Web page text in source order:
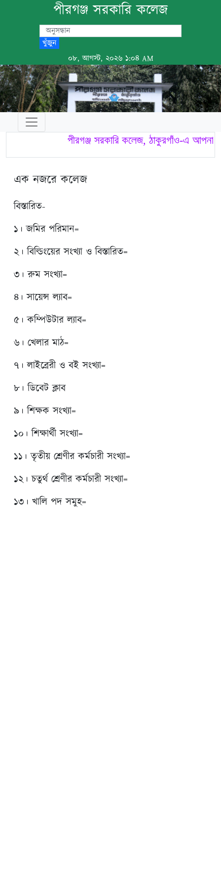
পীরগঞ্জ সরকারি কলেজ
খুঁজুন
০৮, আগস্ট, ২০২৬ ১:০৪ AM
পীরগঞ্জ সরকারি কলেজ, ঠাকুরগাঁও-এ আপনাকে
এক নজরে কলেজ
বিস্তারিত-
১। জমির পরিমান=
২। বিল্ডিংয়ের সংখ্যা ও বিস্তারিত=
৩। রুম সংখ্যা=
৪। সায়েন্স ল্যাব=
৫। কম্পিউটার ল্যাব=
৬। খেলার মাঠ=
৭। লাইব্রেরী ও বই সংখ্যা=
৮। ডিবেট ক্লাব
৯। শিক্ষক সংখ্যা=
১০। শিক্ষার্থী সংখ্যা=
১১। তৃতীয় শ্রেণীর কর্মচারী সংখ্যা=
১২। চতুর্থ শ্রেণীর কর্মচারী সংখ্যা=
১৩। খালি পদ সমুহ=